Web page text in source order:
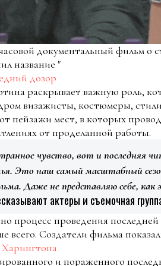
документальный фильм о
название "
дозор
раскрывает важную роль,
визажисты, костюмеры,
пейзажи мест, в которых
от проделанной работы.
чувство, вот и последняя
Это наш самый масштабный
Даже не представляю себе, как
актеры и съемочная
процесс проведения
всего. Создатели фильма
и пораженного